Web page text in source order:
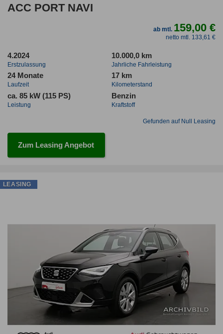
ACC PORT NAVI
ab mtl. 159,00 €
netto mtl. 133,61 €
4.2024
Erstzulassung
10.000,0 km
Jahrliche Fahrleistung
24 Monate
Laufzeit
17 km
Kilometerstand
ca. 85 kW (115 PS)
Leistung
Benzin
Kraftstoff
Gefunden auf Null Leasing
Zum Leasing Angebot
LEASING